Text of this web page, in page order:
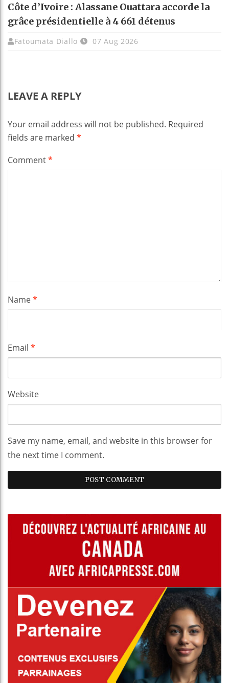
Côte d’Ivoire : Alassane Ouattara accorde la
grâce présidentielle à 4 661 détenus
Fatoumata Diallo 07 Aug 2026
LEAVE A REPLY
Your email address will not be published. Required
fields are marked *
Comment*
Name*
Email *
Website
Save my name, email, and website in this browser for
the next time I comment.